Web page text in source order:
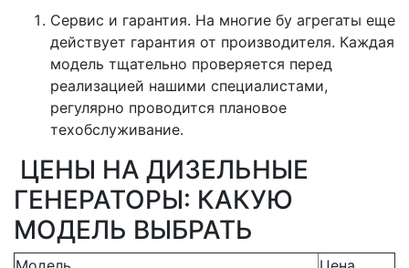
Сервис и гарантия. На многие бу агрегаты еще
действует гарантия от производителя. Каждая
модель тщательно проверяется перед
реализацией нашими специалистами,
регулярно проводится плановое
техобслуживание.
ЦЕНЫ НА ДИЗЕЛЬНЫЕ
ГЕНЕРАТОРЫ: КАКУЮ
МОДЕЛЬ ВЫБРАТЬ